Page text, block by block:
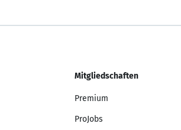
Mitgliedschaften
Premium
ProJobs